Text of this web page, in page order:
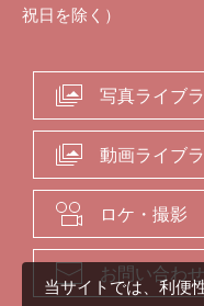
祝日を除く）
写真ライブ
動画ライブ
ロケ・撮影
お問い合わ
当サイトでは、利便